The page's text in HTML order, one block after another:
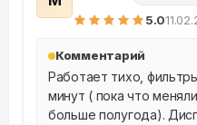
5.0
Комментарий
Работает тихо,
минут ( пока что
больше полугода).